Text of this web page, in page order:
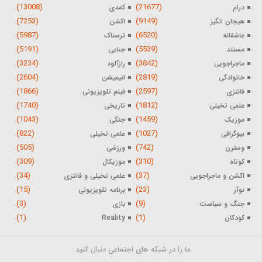
درام (21677) کمدی (13008)
هیجان انگیز (9149) اکشن (7253)
عاشقانه (6520) ترسناک (5987)
مستند (5539) جنایی (5191)
ماجراجویی (3842) رازآلود (3234)
خانوادگی (2819) انیمیشن (2604)
فانتزی (2597) فیلم تلویزیونی (1866)
علمی تخیلی (1812) تاریخی (1740)
موزیک (1459) جنگی (1043)
بیوگرافی (1027) علمی تخیلی (822)
وسترن (742) ورزشی (505)
کوتاه (310) موزیکال (309)
اکشن و ماجراجویی (37) علمی تخیلی و فانتزی (34)
نوآر (23) برنامه تلویزیونی (15)
جنگ و سیاست (9) بازی (3)
کودکان (1)
Reality
(1)
ما را در شبکه های اجتماعی دنبال کنید :